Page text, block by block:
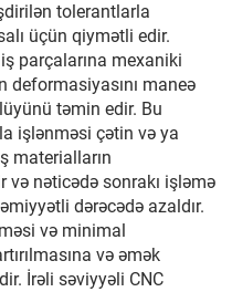
tolerantlarla
üçün qiymətli edir.
parçalarına mexaniki
deformasiyasını maneə
təmin edir. Bu
işlənməsi çətin və ya
materialların
nəticədə sonrakı işləmə
dərəcədə azaldır.
və minimal
və əmək
İrəli səviyyəli CNC